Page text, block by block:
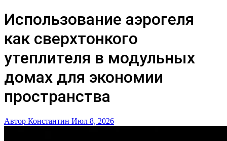
Использование аэрогеля
как сверхтонкого
утеплителя в модульных
домах для экономии
пространства
Автор Константин Июл 8, 2026